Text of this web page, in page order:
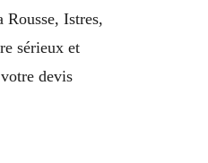
Istres,
sérieux et
devis